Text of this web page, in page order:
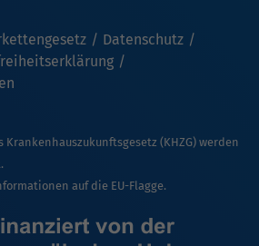
Datenschutz
Krankenhauszukunftsgesetz (KHZG) werden
auf die EU-Flagge.